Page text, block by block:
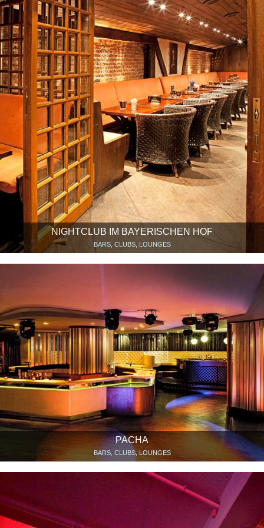
NIGHTCLUB IM BAYERISCHEN HOF
BARS, CLUBS, LOUNGES
PACHA
BARS, CLUBS, LOUNGES